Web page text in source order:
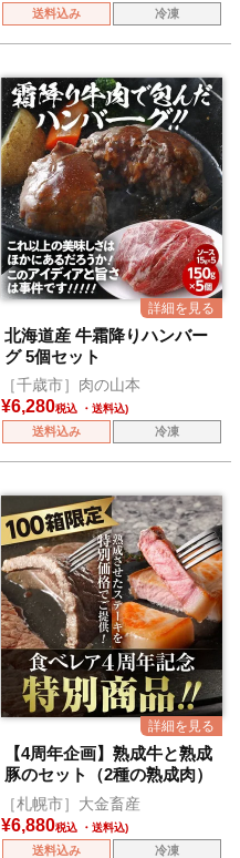
送料込み 冷凍
北海道産 牛霜降りハンバー
グ 5個セット
［千歳市］肉の山本
¥6,280税込
送料込み 冷凍
【4周年企画】熟成牛と熟成
豚のセット（2種の熟成肉）
［札幌市］大金畜産
¥6,880税込
送料込み
冷凍